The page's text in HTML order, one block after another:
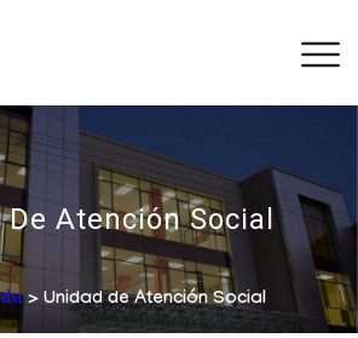
De Atención Social
> Unidad de Atención Social